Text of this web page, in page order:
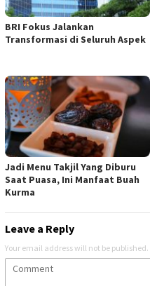
BRI Fokus Jalankan
Transformasi di Seluruh Aspek
Jadi Menu Takjil Yang Diburu
Saat Puasa, Ini Manfaat Buah
Kurma
Leave a Reply
Your email address will not be published.